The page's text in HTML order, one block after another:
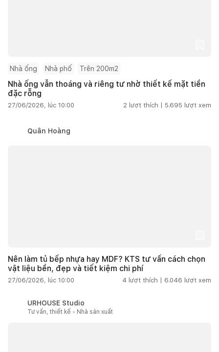
Nhà ống Nhà phố Trên 200m2
Nhà ống vẫn thoáng và riêng tư nhờ thiết kế mặt tiền
đặc rỗng
27/06/2026, lúc 10:00 2 lượt thích | 5.695 lượt xem
Quân Hoàng
Nên làm tủ bếp nhựa hay MDF? KTS tư vấn cách chọn
vật liệu bền, đẹp và tiết kiệm chi phí
27/06/2026, lúc 10:00 4 lượt thích | 6.046 lượt xem
URHOUSE Studio
Tư vấn, thiết kế - Nhà sản xuất